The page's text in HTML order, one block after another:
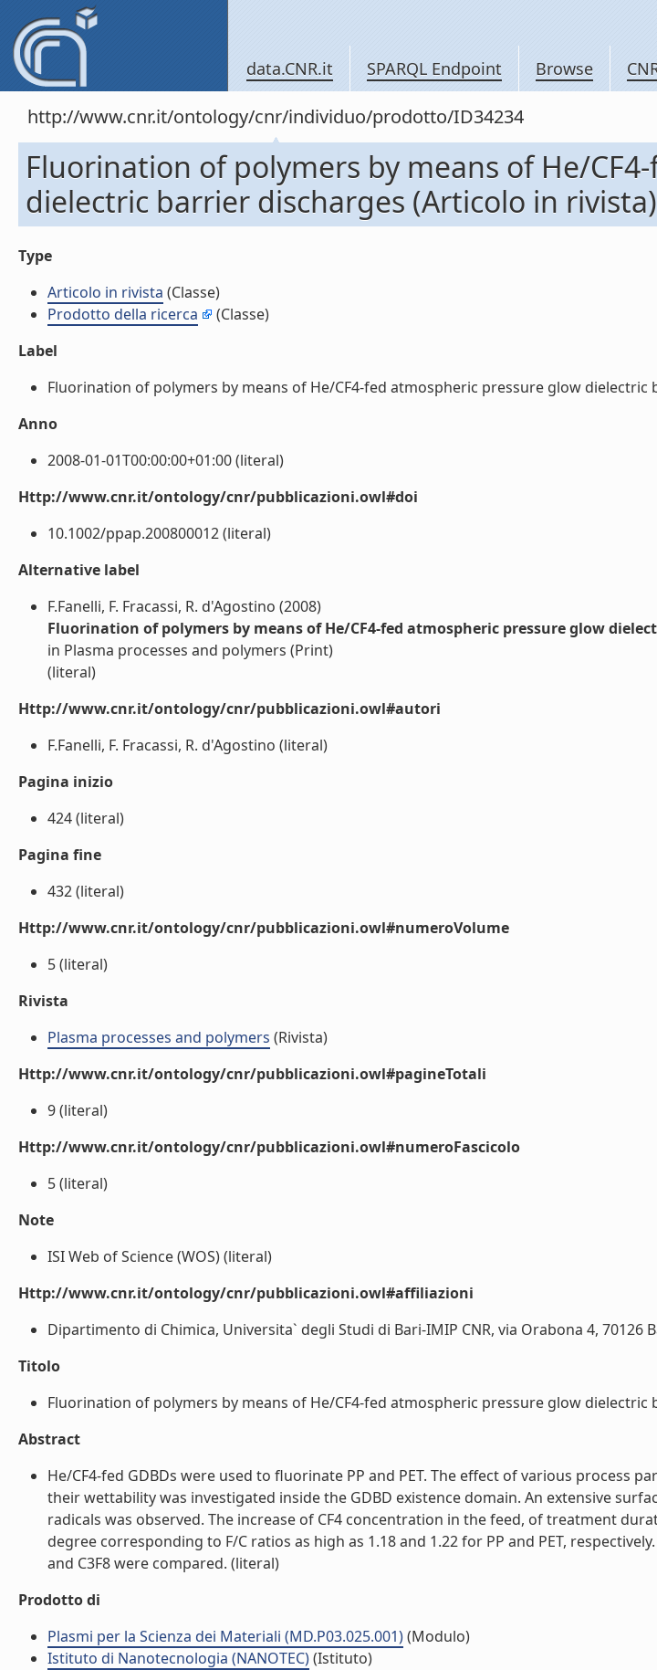
data.CNR.it SPARQL Endpoint Browse
http://www.cnr.it/ontology/cnr/individuo/prodotto/ID34234
Fluorination of polymers by means of He/
dielectric barrier discharges (Articolo in rivista)
Type
Articolo in rivista (Classe)
Prodotto della ricerca
(Classe)
Label
Fluorination of polymers by means of He/CF4-fed atmospheric pressure glow
Anno
2008-01-01T00:00:00+01:00 (literal)
Http://www.cnr.it/ontology/cnr/pubblicazioni.owl#doi
10.1002/ppap.200800012 (literal)
Alternative label
F.Fanelli, F. Fracassi, R. d'Agostino (2008)
Fluorination of polymers by means of He/CF4-fed atmospheric pressure glow
in Plasma processes and polymers (Print)
(literal)
Http://www.cnr.it/ontology/cnr/pubblicazioni.owl#autori
F.Fanelli, F. Fracassi, R. d'Agostino (literal)
Pagina inizio
424 (literal)
Pagina fine
432 (literal)
Http://www.cnr.it/ontology/cnr/pubblicazioni.owl#numeroVolume
5 (literal)
Rivista
Plasma processes and polymers (Rivista)
Http://www.cnr.it/ontology/cnr/pubblicazioni.owl#pagineTotali
9 (literal)
Http://www.cnr.it/ontology/cnr/pubblicazioni.owl#numeroFascicolo
5 (literal)
Note
ISI Web of Science (WOS) (literal)
Http://www.cnr.it/ontology/cnr/pubblicazioni.owl#affiliazioni
Dipartimento di Chimica, Universita` degli Studi di Bari-IMIP CNR, via Orabona 4, 70126
Titolo
Fluorination of polymers by means of He/CF4-fed atmospheric pressure glow dielectric
Abstract
He/CF4-fed GDBDs were used to fluorinate PP and PET. The effect of various
their wettability was investigated inside the GDBD existence domain. An extensive
radicals was observed. The increase of CF4 concentration in the feed, of treatment
degree corresponding to F/C ratios as high as 1.18 and 1.22 for PP and PET,
and C3F8 were compared. (literal)
Prodotto di
Plasmi per la Scienza dei Materiali (MD.P03.025.001)(Modulo)
Istituto di Nanotecnologia (NANOTEC)(Istituto)